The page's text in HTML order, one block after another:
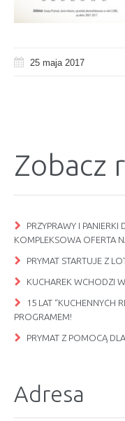
25 maja 2017
Zobacz
PRZYPRAWY I PANIERKI
KOMPLEKSOWA OFERTA
PRYMAT STARTUJE Z
KUCHAREK WCHODZI
15 LAT “KUCHENNYCH
PROGRAMEM!
PRYMAT Z POMOCĄ
Adresa